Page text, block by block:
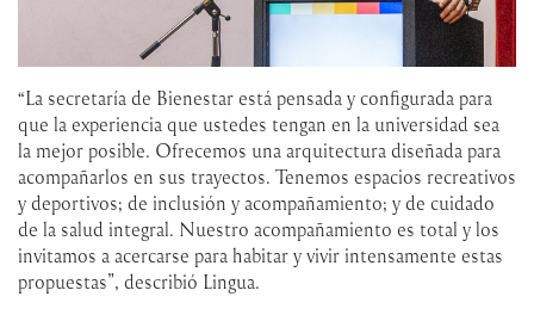
“La secretaría de Bienestar está pensada y configurada para
que la experiencia que ustedes tengan en la universidad sea
la mejor posible. Ofrecemos una arquitectura diseñada para
acompañarlos en sus trayectos. Tenemos espacios recreativos
y deportivos; de inclusión y acompañamiento; y de cuidado
de la salud integral. Nuestro acompañamiento es total y los
invitamos a acercarse para habitar y vivir intensamente estas
propuestas”, describió Lingua.